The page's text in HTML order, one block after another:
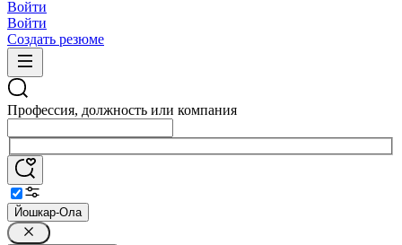
Войти
Войти
Создать резюме
Профессия, должность или компания
Йошкар-Ола